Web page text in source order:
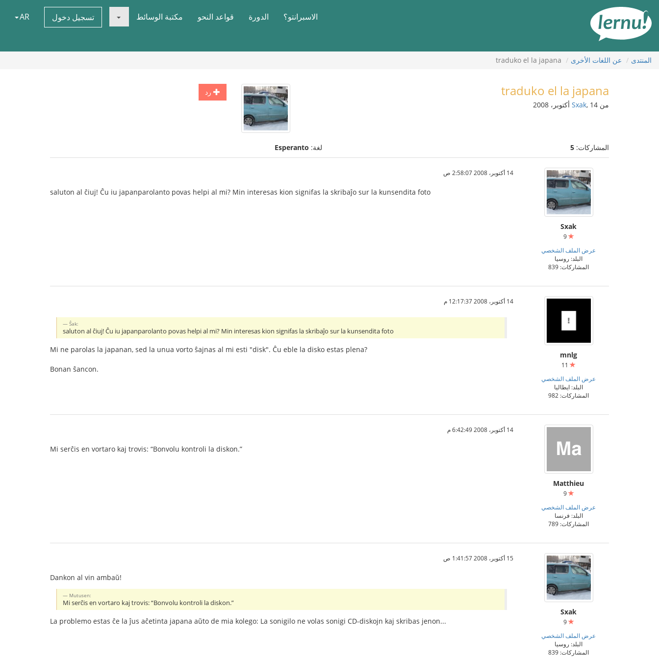
المحتويات
الاسبرانتو؟ الدورة قواعد النحو مكتبة الوسائط تسجيل دخول AR
المنتدى عن اللغات الأخرى traduko el la japana
رد traduko el la japana
من Sxak, 14 أكتوبر، 2008
المشاركات: 5 لغة: Esperanto
Sxak
9
عرض الملف الشخصي
البلد: روسيا
المشاركات: 839
14 أكتوبر، 2008 2:58:07 ص
saluton al ĉiuj! Ĉu iu japanparolanto povas helpi al mi? Min interesas kion signifas la skribaĵo sur la kunsendita foto
mnlg
عرض الملف الشخصي
البلد: ايطاليا
المشاركات: 982
14 أكتوبر، 2008 12:17:37 م
Ŝak:
saluton al ĉiuj! Ĉu iu japanparolanto povas helpi al mi? Min interesas kion signifas la skribaĵo sur la kunsendita foto
Mi ne parolas la japanan, sed la unua vorto ŝajnas al mi esti "disk". Ĉu eble la disko estas plena?
Bonan ŝancon.
Matthieu
9
عرض الملف الشخصي
البلد: فرنسا
المشاركات: 789
14 أكتوبر، 2008 6:42:49 م
Mi serĉis en vortaro kaj trovis: “Bonvolu kontroli la diskon.”
Sxak
9
عرض الملف الشخصي
البلد: روسيا
المشاركات: 839
15 أكتوبر، 2008 1:41:57 ص
Dankon al vin ambaŭ!
Mutusen:
Mi serĉis en vortaro kaj trovis: “Bonvolu kontroli la diskon.”
La problemo estas ĉe la ĵus aĉetinta japana aŭto de mia kolego: La sonigilo ne volas sonigi CD-diskojn kaj skribas jenon...